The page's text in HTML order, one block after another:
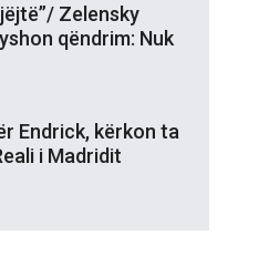
Zelensky
qëndrim: Nuk
Endrick, kërkon ta
i Madridit